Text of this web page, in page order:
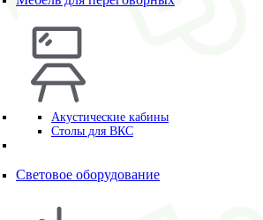
Акустические кабины
Столы для ВКС
Световое оборудование